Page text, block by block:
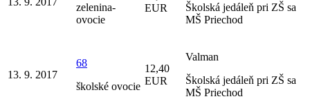
zelenina-
ovocie
EUR
Školská jedáleň pri ZŠ sa
MŠ Priechod
13. 9. 2017
68
školské ovocie
12,40
EUR
Valman
Školská jedáleň pri ZŠ sa
MŠ Priechod